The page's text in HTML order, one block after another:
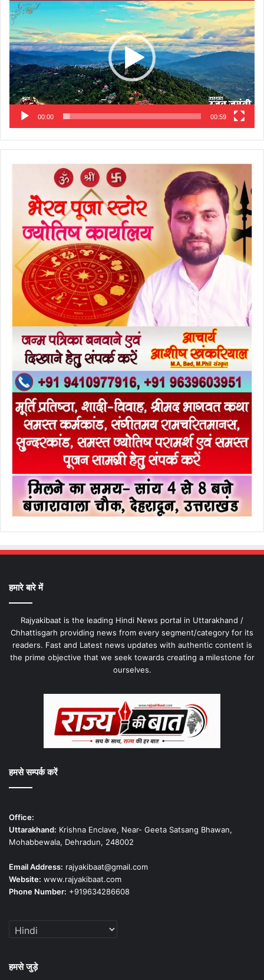
Player
00:00 00:59
हमारे बारे में
Rajyakibaat is the leading Hindi News portal in Uttarakhand /
Chhattisgarh providing news from every segment/category for its
readers. Fast and Latest news updates with authentic content is
the prime objective that we seek towards creating a milestone for
ourselves.
हमसे सम्पर्क करें
Office:
Uttarakhand: Krishna Enclave, Near- Geeta Satsang Bhawan,
Mohabbewala, Dehradun, 248002
Email Address: rajyakibaat@gmail.com
Website: www.rajyakibaat.com
Phone Number: +919634286608
हमसे जुड़े